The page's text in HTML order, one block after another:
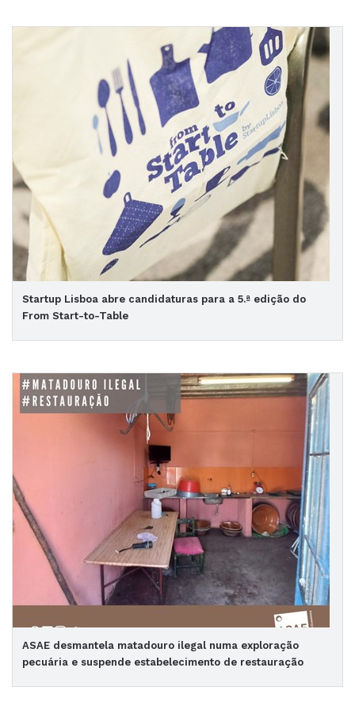
Startup Lisboa abre candidaturas para a 5.ª edição do
From Start-to-Table
ASAE desmantela matadouro ilegal numa exploração
pecuária e suspende estabelecimento de restauração